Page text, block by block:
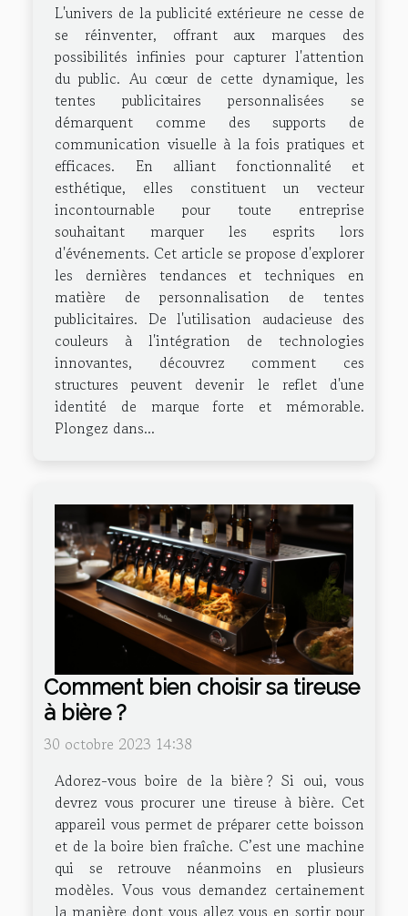
L'univers de la publicité extérieure ne cesse de
se réinventer, offrant aux marques des
possibilités infinies pour capturer l'attention
du public. Au cœur de cette dynamique, les
tentes publicitaires personnalisées se
démarquent comme des supports de
communication visuelle à la fois pratiques et
efficaces. En alliant fonctionnalité et
esthétique, elles constituent un vecteur
incontournable pour toute entreprise
souhaitant marquer les esprits lors
d'événements. Cet article se propose d'explorer
les dernières tendances et techniques en
matière de personnalisation de tentes
publicitaires. De l'utilisation audacieuse des
couleurs à l'intégration de technologies
innovantes, découvrez comment ces
structures peuvent devenir le reflet d'une
identité de marque forte et mémorable.
Plongez dans...
Comment bien choisir sa tireuse
à bière ?
30 octobre 2023 14:38
Adorez-vous boire de la bière ? Si oui, vous
devrez vous procurer une tireuse à bière. Cet
appareil vous permet de préparer cette boisson
et de la boire bien fraîche. C’est une machine
qui se retrouve néanmoins en plusieurs
modèles. Vous vous demandez certainement
la manière dont vous allez vous en sortir pour